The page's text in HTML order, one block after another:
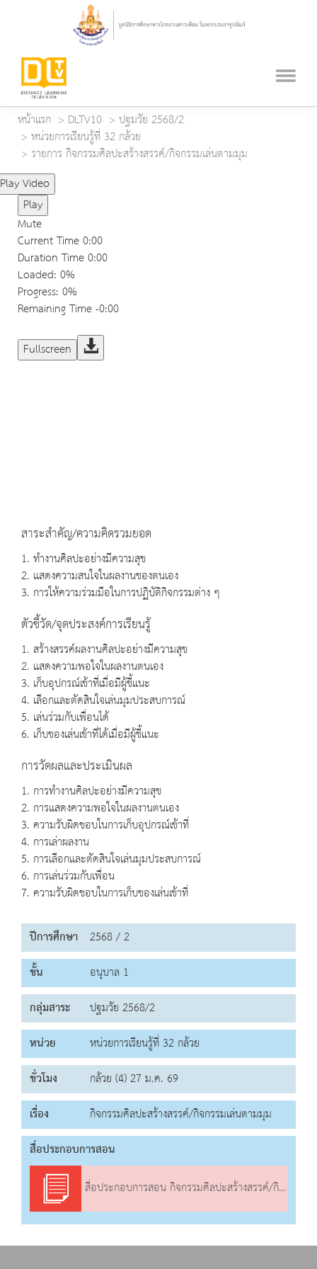
หน้าแรก DLTV10
ปฐมวัย 2568/2
หน่วยการเรียนรู้ที่ 32 กล้วย
รายการ กิจกรรมศิลปะสร้างสรรค์/กิจกรรมเล่นตามมุม
Play Video
Play
Mute
Current Time0:00
Duration Time0:00
Loaded: 0%
Progress: 0%
Remaining Time-0:00
Fullscreen
สาระสำคัญ/ความคิดรวมยอด
1. ทำงานศิลปะอย่างมีความสุข
2. แสดงความสนใจในผลงานของตนเอง
3. การให้ความร่วมมือในการปฏิบัติกิจกรรมต่าง ๆ
ตัวชี้วัด/จุดประสงค์การเรียนรู้
1. สร้างสรรค์ผลงานศิลปะอย่างมีความสุข
2. แสดงความพอใจในผลงานตนเอง
3. เก็บอุปกรณ์เข้าที่เมื่อมีผู้ชี้แนะ
4. เลือกและตัดสินใจเล่นมุมประสบการณ์
5. เล่นร่วมกับเพื่อนได้
6. เก็บของเล่นเข้าที่ได้เมื่อมีผู้ชี้แนะ
การวัดผลและประเมินผล
1. การทำงานศิลปะอย่างมีความสุข
2. การแสดงความพอใจในผลงานตนเอง
3. ความรับผิดชอบในการเก็บอุปกรณ์เข้าที่
4. การเล่าผลงาน
5. การเลือกและตัดสินใจเล่นมุมประสบการณ์
6. การเล่นร่วมกับเพื่อน
7. ความรับผิดชอบในการเก็บของเล่นเข้าที่
ปีการศึกษา 2568 / 2
ชั้น
อนุบาล 1
กลุ่มสาระ
ปฐมวัย 2568/2
หน่วย
หน่วยการเรียนรู้ที่ 32 กล้วย
ชั่วโมง
กล้วย (4) 27 ม.ค. 69
เรื่อง
กิจกรรมศิลปะสร้างสรรค์/กิจกรรมเล่นตามมุม
สื่อประกอบการสอน
สื่อประกอบการสอน กิจกรรมศิลปะสร้างสรรค์/กิจกรรมเล่นตามมุม